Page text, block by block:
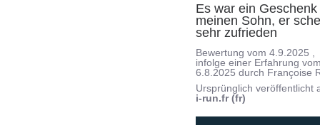
Es war ein Geschenk
meinen Sohn, er
sehr zufrieden
Bewertung vom4.9.2025
infolge einer Erfahrung
6.8.2025 durch Françoise
Ursprünglich veröffentlicht
i-run.fr (fr)